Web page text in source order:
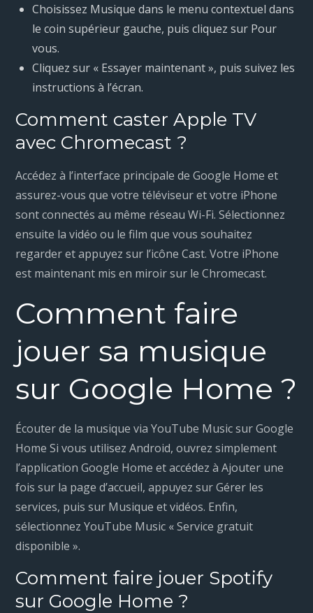
Choisissez Musique dans le menu contextuel dans
le coin supérieur gauche, puis cliquez sur Pour
vous.
Cliquez sur « Essayer maintenant », puis suivez les
instructions à l’écran.
Comment caster Apple TV
avec Chromecast ?
Accédez à l’interface principale de Google Home et
assurez-vous que votre téléviseur et votre iPhone
sont connectés au même réseau Wi-Fi. Sélectionnez
ensuite la vidéo ou le film que vous souhaitez
regarder et appuyez sur l’icône Cast. Votre iPhone
est maintenant mis en miroir sur le Chromecast.
Comment faire
jouer sa musique
sur Google Home ?
Écouter de la musique via YouTube Music sur Google
Home Si vous utilisez Android, ouvrez simplement
l’application Google Home et accédez à Ajouter une
fois sur la page d’accueil, appuyez sur Gérer les
services, puis sur Musique et vidéos. Enfin,
sélectionnez YouTube Music « Service gratuit
disponible ».
Comment faire jouer Spotify
sur Google Home ?